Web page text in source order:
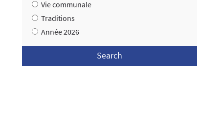
Vie communale
Traditions
Année 2026